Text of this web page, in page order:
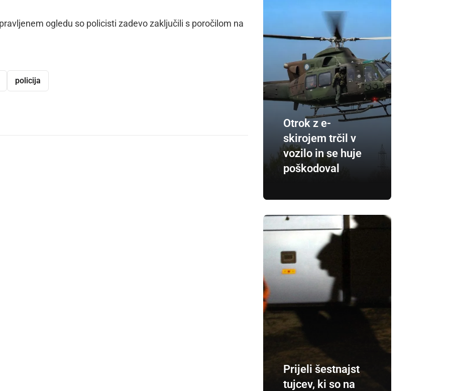
ogledu so policisti zadevo zaključili s poročilom na
policija
Otrok z e-
skirojem trčil v
vozilo in se huje
poškodoval
Prijeli šestnajst
tujcev, ki so na